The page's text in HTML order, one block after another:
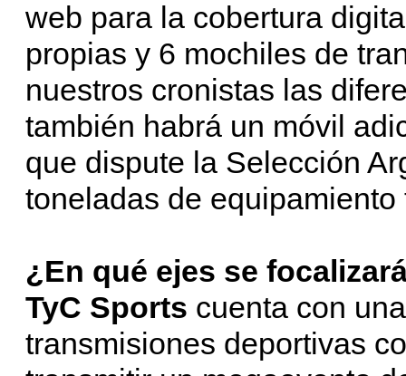
web para la cobertura
propias y 6 mochiles de
nuestros cronistas las
también habrá un móvil
que dispute la Selección
toneladas de
¿En qué ejes se
TyC Sports cuenta con
transmisiones deportivas